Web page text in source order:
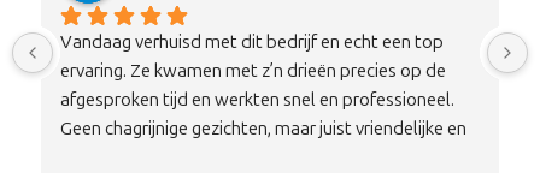
Vandaag verhuisd met dit bedrijf en echt een top
ervaring. Ze kwamen met z’n drieën precies op de
afgesproken tijd en werkten snel en professioneel.
Geen chagrijnige gezichten, maar juist vriendelijke en